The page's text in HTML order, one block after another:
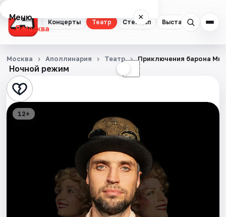
Концерты Театр Стендап Выставки
Меню ×
Москва
Концерты
Театр
Стендап
Ночной режим ☾
Москва Аполлинария Театр Приключения барона
12+